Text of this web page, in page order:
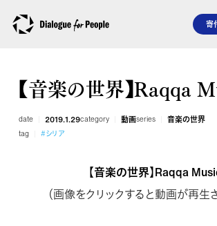
寄
【音楽の世界】Raqqa
date 2019.1.29category 動画series 音楽の世界
tag #シリア
【音楽の世界】Raqqa
（画像をクリックすると動画が再生さ